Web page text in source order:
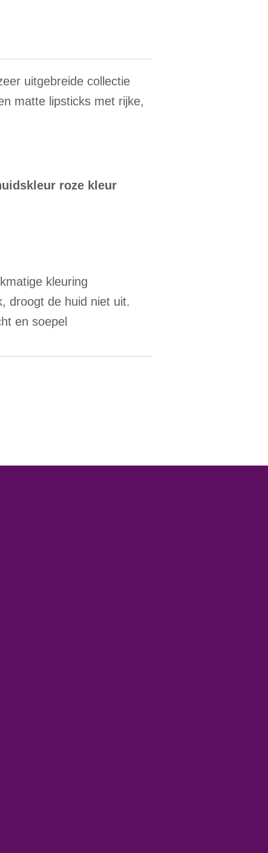
uitgebreide collectie
matte lipsticks met rijke,
roze kleur
kleuring
droogt de huid niet uit.
en soepel